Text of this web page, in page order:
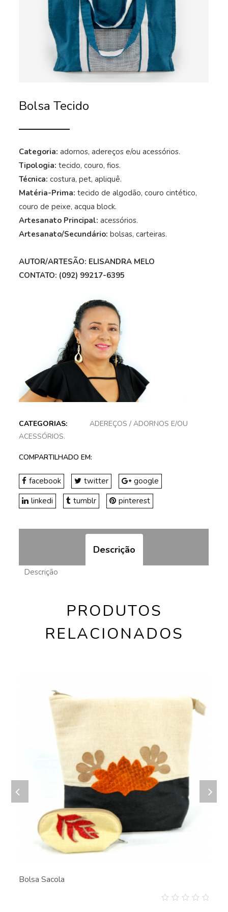
Bolsa Tecido
Categoria: adornos, adereços e/ou acessórios.
Tipologia: tecido, couro, fios.
Técnica: costura, pet, apliquê.
Matéria-Prima:tecido de algodão, couro cintético,
couro de peixe, acqua block.
Artesanato Principal: acessórios.
Artesanato/Secundário: bolsas, carteiras.
AUTOR/ARTESÃO: ELISANDRA MELO
CONTATO: (092) 99217-6395
CATEGORIAS: ADEREÇOS /ADORNOS E/OU
ACESSÓRIOS.
COMPARTILHADO EM:
facebook twitter
google
linkedi
tumblr pinterest
Descrição
Descrição
PRODUTOS
RELACIONADOS
Bolsa Sacola